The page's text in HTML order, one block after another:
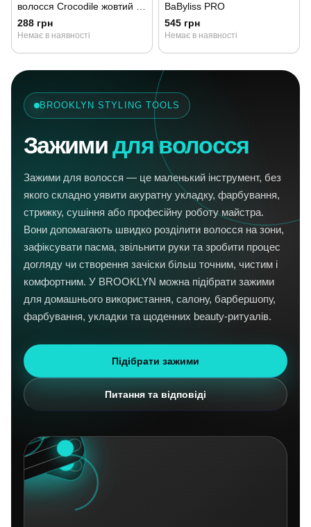
волосся Crocodile жовтий 6
шт
288 грн
Немає в наявності
BaByliss PRO
545 грн
Немає в наявності
BROOKLYN STYLING TOOLS
Зажимидля волосся
Зажими для волосся — це маленький інструмент, без
якого складно уявити акуратну укладку, фарбування,
стрижку, сушіння або професійну роботу майстра.
Вони допомагають швидко розділити волосся на зони,
зафіксувати пасма, звільнити руки та зробити процес
догляду чи створення зачіски більш точним, чистим і
комфортним. У BROOKLYN можна підібрати зажими
для домашнього використання, салону, барбершопу,
фарбування, укладки та щоденних beauty-ритуалів.
Підібрати зажими
Питання та відповіді